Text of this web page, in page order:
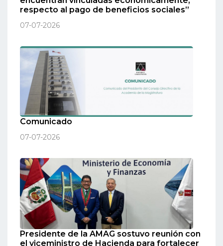
respecto al pago de beneficios sociales”
07-07-2026
Comunicado
07-07-2026
Presidente de la AMAG sostuvo reunión con
el viceministro de Hacienda para fortalecer